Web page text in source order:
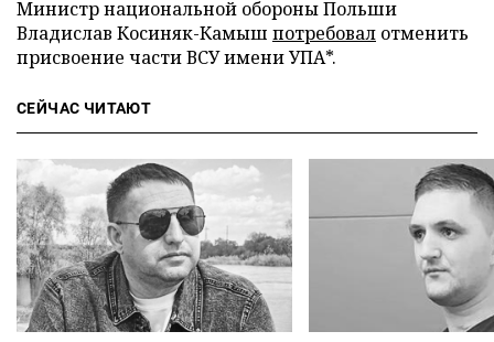
Министр национальной обороны Польши
Владислав Косиняк-Камыш потребовал отменить
присвоение части ВСУ имени УПА*.
СЕЙЧАС ЧИТАЮТ